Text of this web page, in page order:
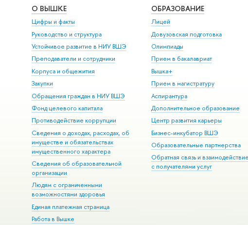
О ВЫШКЕ
Цифры и факты
Руководство и структура
Устойчивое развитие в НИУ ВШЭ
Преподаватели и сотрудники
Корпуса и общежития
Закупки
Обращения граждан в НИУ ВШЭ
Фонд целевого капитала
Противодействие коррупции
Сведения о доходах, расходах, об
имуществе и обязательствах
имущественного характера
Сведения об образовательной
организации
Людям с ограниченными
возможностями здоровья
Единая платежная страница
Работа в Вышке
ОБРАЗОВАНИЕ
Лицей
Довузовская подготовка
Олимпиады
Прием в бакалавриат
Вышка+
Прием в магистратуру
Аспирантура
Дополнительное образование
Центр развития карьеры
Бизнес-инкубатор ВШЭ
Образовательные партнерства
Обратная связь и взаимодействие
с получателями услуг